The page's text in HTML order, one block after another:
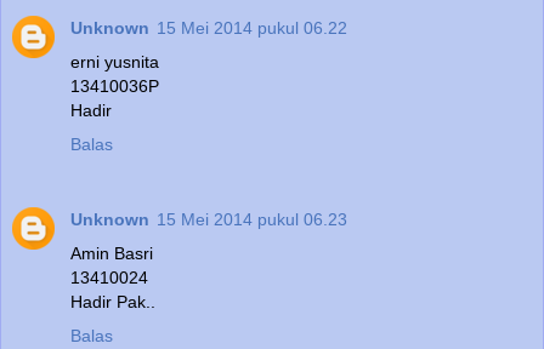
Unknown 15 Mei 2014 pukul 06.22
erni yusnita
13410036P
Hadir
Balas
Unknown 15 Mei 2014 pukul 06.23
Amin Basri
13410024
Hadir Pak..
Balas